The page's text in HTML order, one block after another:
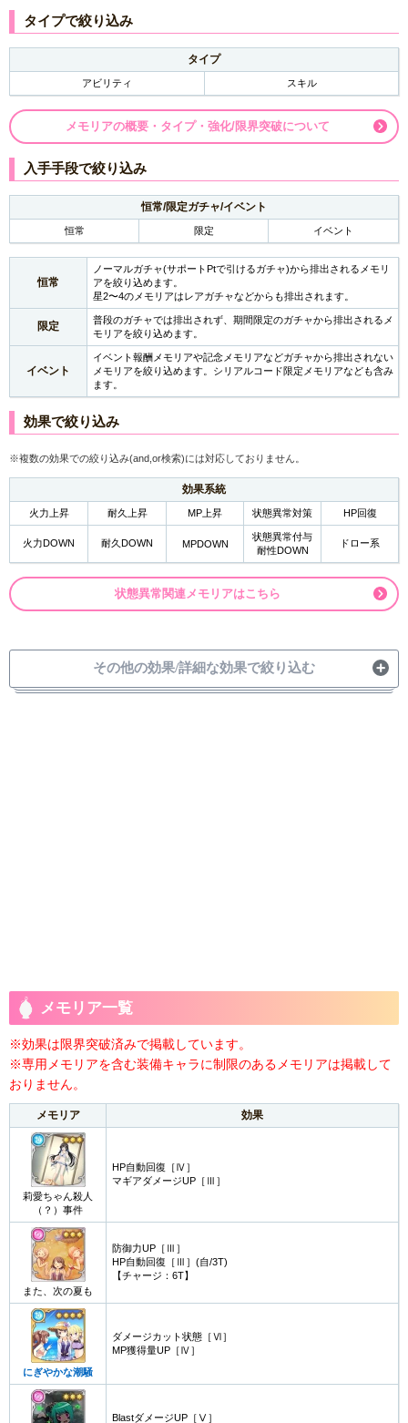
タイプで絞り込み
タイプ
アビリティ スキル
メモリアの概要・タイプ・強化/限界突破について
入手手段で絞り込み
恒常/限定ガチャ/イベント
恒常 限定 イベント
恒常
ノーマルガチャ(サポートPtで引けるガチャ)から排出されるメモリ
アを絞り込めます。
星2〜4のメモリアはレアガチャなどからも排出されます。
限定
普段のガチャでは排出されず、期間限定のガチャから排出されるメ
モリアを絞り込めます。
イベント
イベント報酬メモリアや記念メモリアなどガチャから排出されない
メモリアを絞り込めます。シリアルコード限定メモリアなども含み
ます。
効果で絞り込み
※複数の効果での絞り込み(and,or検索)には対応しておりません。
効果系統
火力上昇 耐久上昇 MP上昇 状態異常対策 HP回復
火力DOWN 耐久DOWN MPDOWN
状態異常付与
耐性DOWN
ドロー系
状態異常関連メモリアはこちら
その他の効果/詳細な効果で絞り込む
ダメージアップ 対魔女ダメージUP クリティカル
回避 カウンター 挑発 追撃
耐える かばう 防御無視
回避無効
ダメージカット無
デバフ無効
MPが溜まった状態
でバトル開始
MP自動回復
マギアダメージカ
ット状態
回復・解除
バフ解除 状態強化解除
HP回復 MP回復
再度Discを引く
獲得エピソードポイントU
メモリア一覧
※効果は限界突破済みで掲載しています。
※専用メモリアを含む装備キャラに制限のあるメモリアは掲載して
おりません。
メモリア 効果
莉愛ちゃん殺人
（？）事件
HP自動回復［Ⅳ］
マギアダメージUP［Ⅲ］
また、次の夏も
防御力UP［Ⅲ］
HP自動回復［Ⅲ］(自/3T)
【チャージ：6T】
にぎやかな潮騒
ダメージカット状態［Ⅵ］
MP獲得量UP［Ⅳ］
BlastダメージUP［Ⅴ］